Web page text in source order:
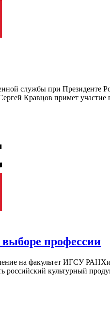
службы при
Кравцов примет
профессии
на факультет ИГСУ
культурный